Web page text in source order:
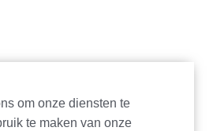
om onze diensten te
te maken van onze